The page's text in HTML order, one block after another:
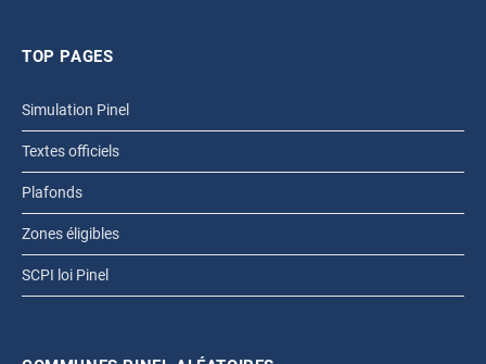
TOP PAGES
Simulation Pinel
Textes officiels
Plafonds
Zones éligibles
SCPI loi Pinel